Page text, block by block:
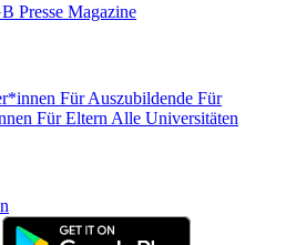
Presse Magazine
Für Auszubildende Für
Für Eltern Alle Universitäten